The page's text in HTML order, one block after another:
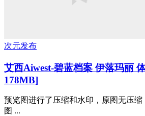
次元发布
艾西Aiwest-碧蓝档案 伊落玛丽
178MB]
预览图进行了压缩和水印，原图无压
图 ...